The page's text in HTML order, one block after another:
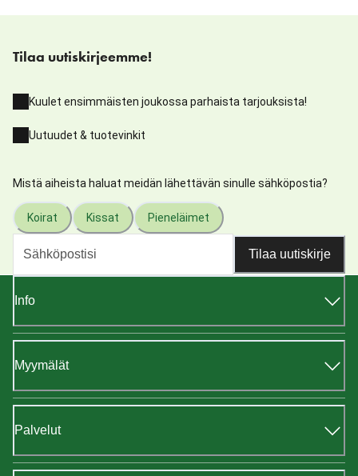
Tilaa uutiskirjeemme!
Kuulet ensimmäisten joukossa parhaista tarjouksista!
Uutuudet & tuotevinkit
Mistä aiheista haluat meidän lähettävän sinulle sähköpostia?
Koirat Kissat Pieneläimet
Tilaa uutiskirje
Info
Myymälät
Palvelut